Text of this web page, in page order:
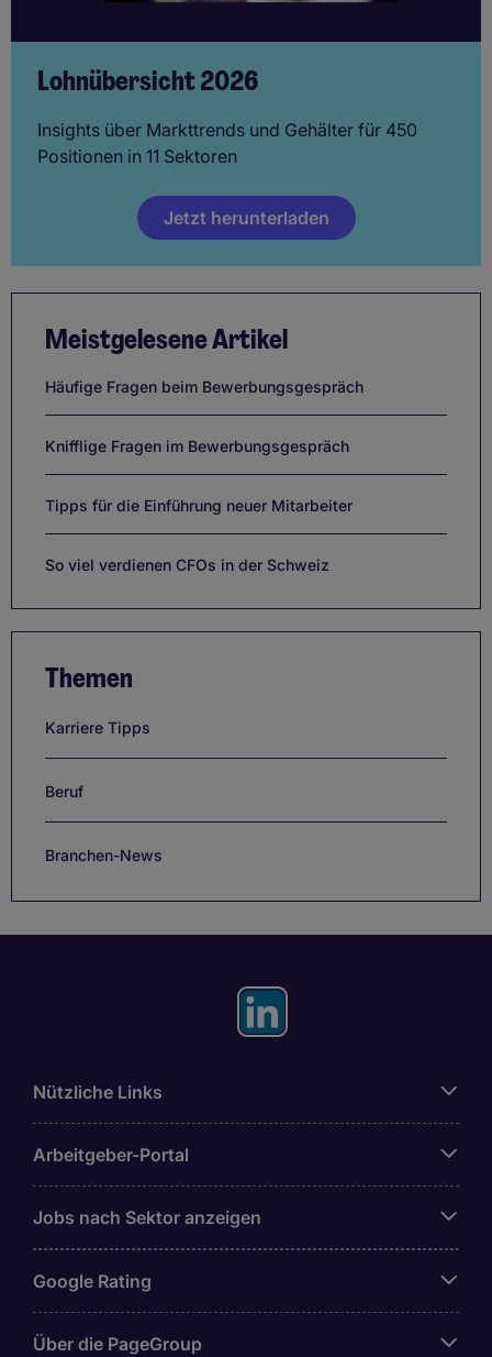
Lohnübersicht 2026
Insights über Markttrends und Gehälter für 450
Positionen in 11 Sektoren
Jetzt herunterladen
Meistgelesene Artikel
Häufige Fragen beim Bewerbungsgespräch
Knifflige Fragen im Bewerbungsgespräch
Tipps für die Einführung neuer Mitarbeiter
So viel verdienen CFOs in der Schweiz
Themen
Karriere Tipps
Beruf
Branchen-News
Nützliche Links
Arbeitgeber-Portal
Jobs nach Sektor anzeigen
Google Rating
Über die PageGroup